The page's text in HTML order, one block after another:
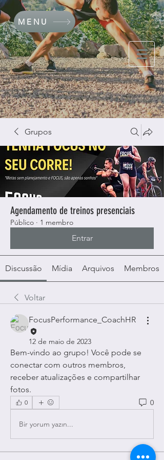
MENU
Grupos
Agendamento de treinos presenciais
Público · 1 membro
Entrar
Discussão Mídia Arquivos Membros
Voltar
FocusPerformance_CoachHR
12 de maio de 2023
Bem-vindo ao grupo! Você pode se
conectar com outros membros,
receber atualizações e compartilhar
fotos.
0 0
Bir yorum yazın...